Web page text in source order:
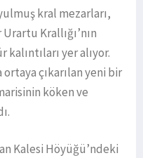
kral mezarları,
Krallığı’nın
yer alıyor.
ortaya çıkarılan yeni bir
köken ve
Kalesi Höyüğü’ndeki